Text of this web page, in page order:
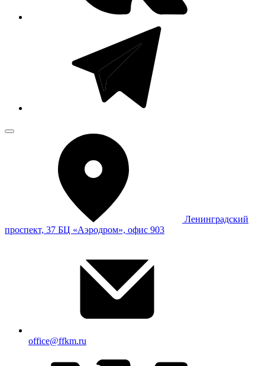
Ленинградский
проспект, 37 БЦ «Аэродром», офис 903
office@ffkm.ru